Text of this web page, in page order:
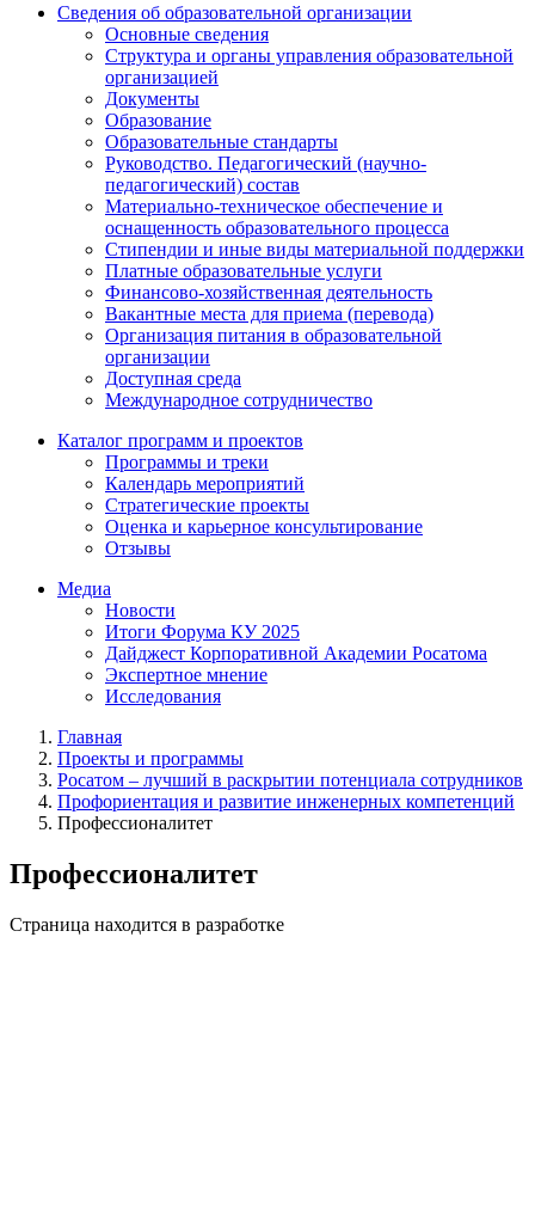
Сведения об образовательной организации
Основные сведения
Структура и органы управления образовательной
организацией
Документы
Образование
Образовательные стандарты
Руководство. Педагогический (научно-
педагогический) состав
Материально-техническое обеспечение и
оснащенность образовательного процесса
Стипендии и иные виды материальной поддержки
Платные образовательные услуги
Финансово-хозяйственная деятельность
Вакантные места для приема (перевода)
Организация питания в образовательной
организации
Доступная среда
Международное сотрудничество
Каталог программ и проектов
Программы и треки
Календарь мероприятий
Стратегические проекты
Оценка и карьерное консультирование
Отзывы
Медиа
Новости
Итоги Форума КУ 2025
Дайджест Корпоративной Академии Росатома
Экспертное мнение
Исследования
Главная
Проекты и программы
Росатом – лучший в раскрытии потенциала сотрудников
Профориентация и развитие инженерных компетенций
Профессионалитет
Профессионалитет
Страница находится в разработке